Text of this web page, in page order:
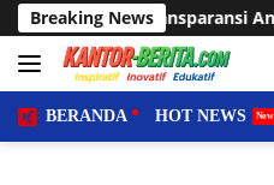
Langsung
ke
konten
Breaking News
Anggaran Sering
BERANDA HOT NEWS